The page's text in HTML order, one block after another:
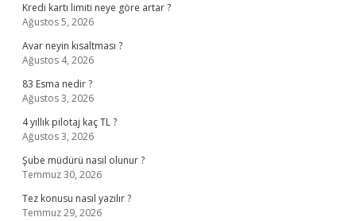
Kredi kartı limiti neye göre artar ?
Ağustos 5, 2026
Avar neyin kısaltması ?
Ağustos 4, 2026
83 Esma nedir ?
Ağustos 3, 2026
4 yıllık pilotaj kaç TL ?
Ağustos 3, 2026
Şube müdürü nasıl olunur ?
Temmuz 30, 2026
Tez konusu nasıl yazılır ?
Temmuz 29, 2026